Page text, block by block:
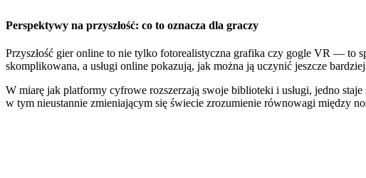
Perspektywy na przyszłość: co to oznacza dla graczy
Przyszłość gier online to nie tylko fotorealistyczna grafika czy gogle VR — to
skomplikowana, a usługi online pokazują, jak można ją uczynić jeszcze
W miarę jak platformy cyfrowe rozszerzają swoje biblioteki i usługi, jedno
w tym nieustannie zmieniającym się świecie zrozumienie równowagi między